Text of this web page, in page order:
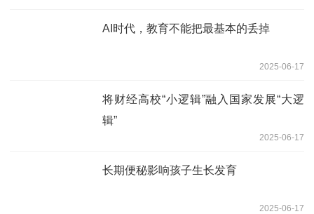
AI时代，教育不能把最基本的丢掉
2025-06-17
将财经高校“小逻辑”融入国家发展“大逻
辑”
2025-06-17
长期便秘影响孩子生长发育
2025-06-17